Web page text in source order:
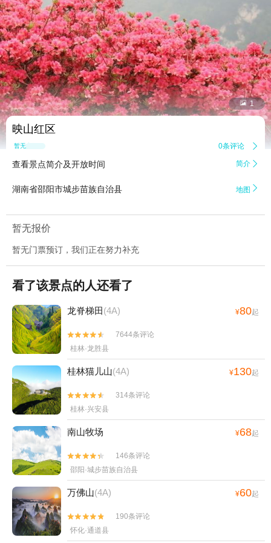
 1
映山红区
暂无点评 0条评论 
查看景点简介及开放时间 简介 
湖南省邵阳市城步苗族自治县 地图 
暂无报价
暂无门票预订，我们正在努力补充
看了该景点的人还看了
龙脊梯田(4A) ¥80起


7644条评论
桂林·龙胜县
桂林猫儿山(4A) ¥130起


314条评论
桂林·兴安县
南山牧场 ¥68起


146条评论
邵阳·城步苗族自治县
万佛山(4A) ¥60起


190条评论
怀化·通道县
